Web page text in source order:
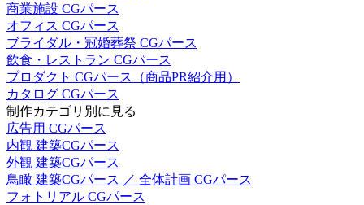
商業施設 CGパース
オフィス CGパース
ブライダル・冠婚葬祭 CGパース
飲食・レストラン CGパース
プロダクト CGパース（商品PR紹介用）
カタログ CGパース
制作カテゴリ別に見る
広告用 CGパース
内観 建築CGパース
外観 建築CGパース
鳥瞰 建築CGパース ／ 全体計画 CGパース
フォトリアル CGパース